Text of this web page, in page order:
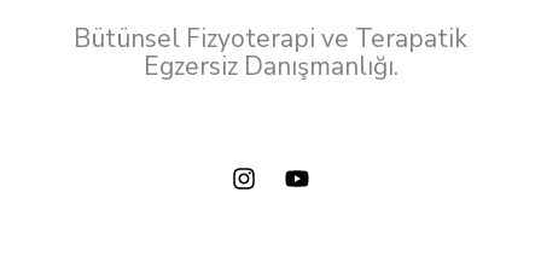
Bütünsel Fizyoterapi ve Terapatik
Egzersiz Danışmanlığı.